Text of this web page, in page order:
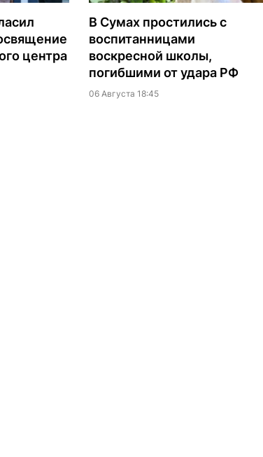
центра
В Сумах простились с
воспитанницами
воскресной школы,
погибшими от удара РФ
06 Августа 18:45